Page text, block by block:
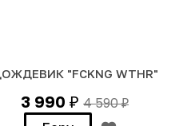
"FCKNG WTHR"
3 990₽ 4 590₽